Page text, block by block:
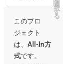
欄に掲
載を希
望され
るお名
前をご
記入く
ださい
サイン
出来上
がり次
第掲
載〜掲
載開始
から半
年 ・掲
載方
選
択
す
る
このプロ
ジェクト
は、 All-In方
式です。